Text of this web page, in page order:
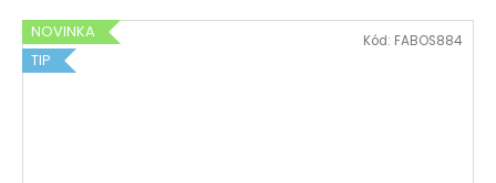
NOVINKA
TIP
Kód: FABOS884